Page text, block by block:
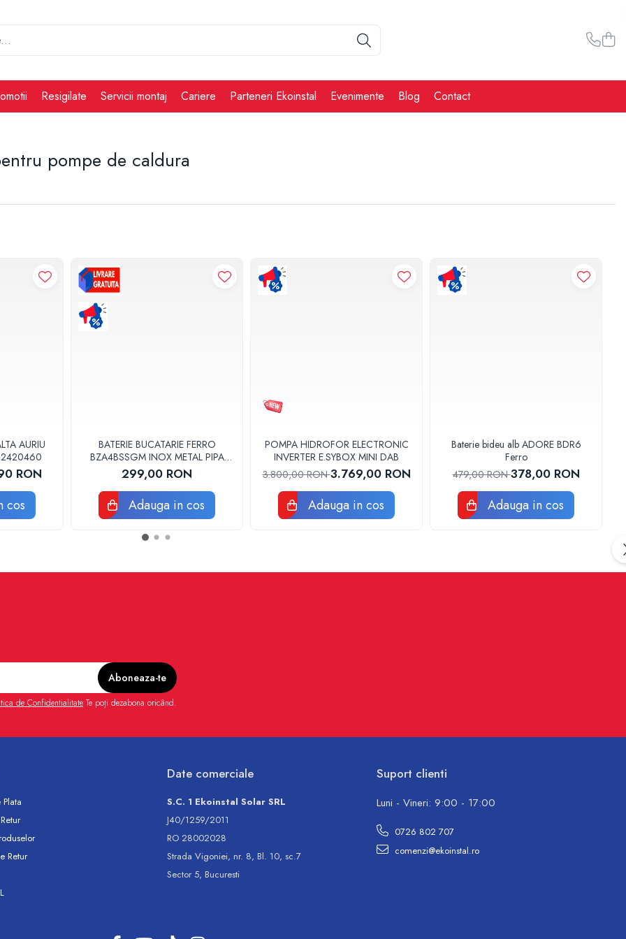
Resigilate Servicii montaj Cariere Parteneri Ekoinstal Evenimente Blog Contact
pompe de caldura
AURIU
2420460
RON
cos
BATERIE BUCATARIE FERRO
BZA4BSSGM INOX METAL PIPA
FLEXIBILA
299,00 RON
Adauga in cos
POMPA HIDROFOR ELECTRONIC
INVERTER E.SYBOX MINI DAB
3.800,00 RON3.769,00 RON
Adauga in cos
Baterie bideu alb ADORE BDR6
Ferro
479,00 RON378,00 RON
Adauga in cos
de Confidentialitate Te poți dezabona oricând.
Retur
Date comerciale
S.C. 1 Ekoinstal Solar SRL
J40/1259/2011
RO 28002028
Strada Vigoniei, nr. 8, Bl. 10, sc.7
Sector 5, Bucuresti
Suport clienti
Luni - Vineri: 9:00 - 17:00
0726 802 707
comenzi@ekoinstal.ro